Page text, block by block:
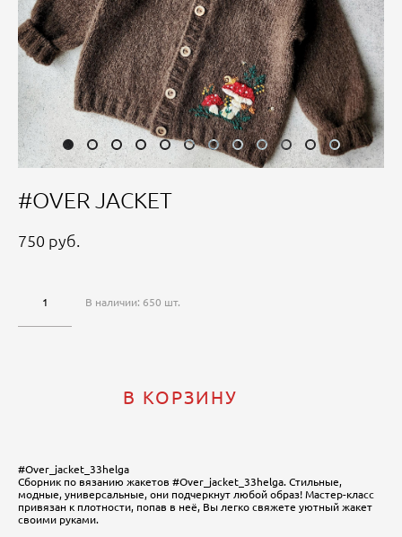
#OVER JACKET
750 pуб.
В наличии: 650 шт.
В КОРЗИНУ
#Over_jacket_33helga
Сборник по вязанию жакетов #Over_jacket_33helga. Стильные,
модные, универсальные, они подчеркнут любой образ! Мастер-класс
привязан к плотности, попав в неё, Вы легко свяжете уютный жакет
своими руками.